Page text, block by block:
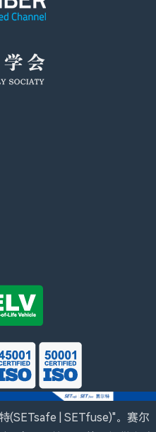
(SETsafe | SETfuse)"。赛尔